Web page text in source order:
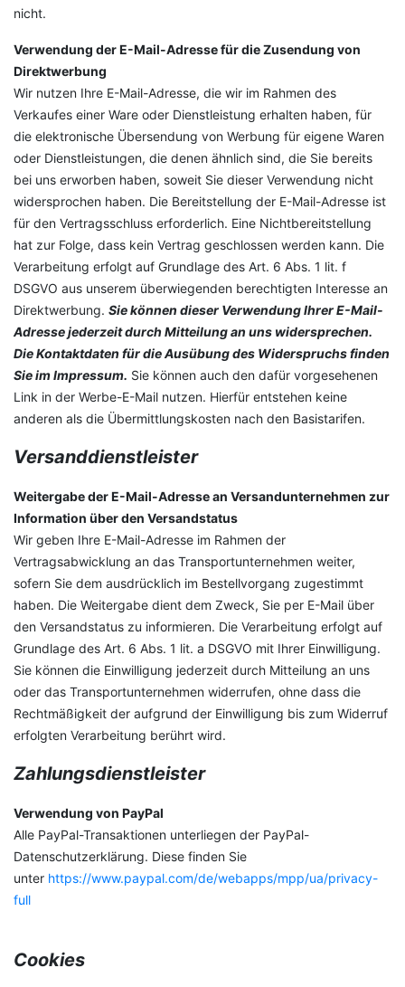
nicht.
Verwendung der E-Mail-Adresse für die Zusendung von
Direktwerbung
Wir nutzen Ihre E-Mail-Adresse, die wir im Rahmen des
Verkaufes einer Ware oder Dienstleistung erhalten haben, für
die elektronische Übersendung von Werbung für eigene Waren
oder Dienstleistungen, die denen ähnlich sind, die Sie bereits
bei uns erworben haben, soweit Sie dieser Verwendung nicht
widersprochen haben. Die Bereitstellung der E-Mail-Adresse ist
für den Vertragsschluss erforderlich. Eine Nichtbereitstellung
hat zur Folge, dass kein Vertrag geschlossen werden kann. Die
Verarbeitung erfolgt auf Grundlage des Art. 6 Abs. 1 lit. f
DSGVO aus unserem überwiegenden berechtigten Interesse an
Direktwerbung. Sie können dieser Verwendung Ihrer E-Mail-
Adresse jederzeit durch Mitteilung an uns widersprechen.
Die Kontaktdaten für die Ausübung des Widerspruchs finden
Sie im Impressum. Sie können auch den dafür vorgesehenen
Link in der Werbe-E-Mail nutzen. Hierfür entstehen keine
anderen als die Übermittlungskosten nach den Basistarifen.
Versanddienstleister
Weitergabe der E-Mail-Adresse an Versandunternehmen zur
Information über den Versandstatus
Wir geben Ihre E-Mail-Adresse im Rahmen der
Vertragsabwicklung an das Transportunternehmen weiter,
sofern Sie dem ausdrücklich im Bestellvorgang zugestimmt
haben. Die Weitergabe dient dem Zweck, Sie per E-Mail über
den Versandstatus zu informieren. Die Verarbeitung erfolgt auf
Grundlage des Art. 6 Abs. 1 lit. a DSGVO mit Ihrer Einwilligung.
Sie können die Einwilligung jederzeit durch Mitteilung an uns
oder das Transportunternehmen widerrufen, ohne dass die
Rechtmäßigkeit der aufgrund der Einwilligung bis zum Widerruf
erfolgten Verarbeitung berührt wird.
Zahlungsdienstleister
Verwendung von PayPal
Alle PayPal-Transaktionen unterliegen der PayPal-
Datenschutzerklärung. Diese finden Sie
unter https://www.paypal.com/de/webapps/mpp/ua/privacy-
full
Cookies